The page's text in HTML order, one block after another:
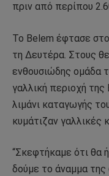
πριν από περίπου
Το Belem έφτασε
τη Δευτέρα. Στους
ενθουσιώδης ομάδα
γαλλική περιοχή
λιμάνι καταγωγής
κυμάτιζαν γαλλικές
“Σκεφτήκαμε ότι θα
δούμε το άναμμα